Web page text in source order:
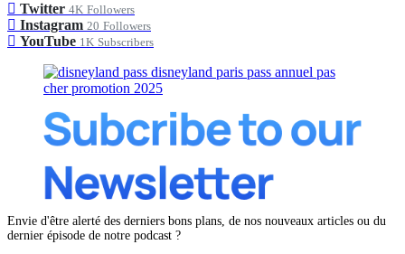
Twitter 4K Followers
Instagram 20 Followers
YouTube 1K Subscribers
Envie d'être alerté des derniers bons plans, de nos nouveaux articles ou du
dernier épisode de notre podcast ?